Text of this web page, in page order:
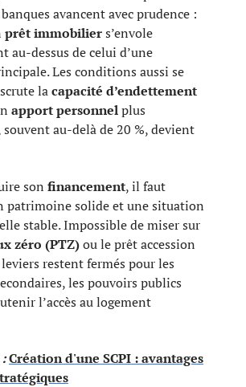
avancent avec prudence :
prêt immobiliers’envole
au-dessus de celui d’une
Les conditions aussi se
lacapacité d’endettement
apport personnelplus
au-delà de 20 %, devient
son financement, il faut
patrimoine solide et une situation
stable. Impossible de miser sur
zéro (PTZ)ou le prêt accession
restent fermés pour les
les pouvoirs publics
l’accès au logement
Création d'une SCPI : avantages